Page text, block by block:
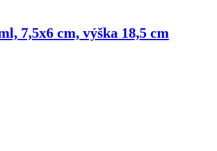
7,5x6 cm, výška 18,5 cm